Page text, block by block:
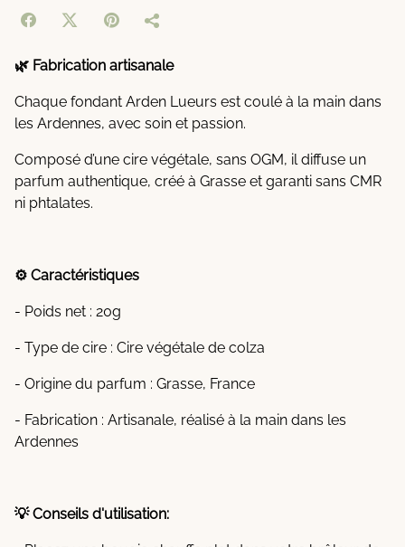
🌿 Fabrication artisanale
Chaque fondant Arden Lueurs est coulé à la main dans
les Ardennes, avec soin et passion.
Composé d’une cire végétale, sans OGM, il diffuse un
parfum authentique, créé à Grasse et garanti sans CMR
ni phtalates.
⚙️ Caractéristiques
- Poids net : 20g
- Type de cire : Cire végétale de colza
- Origine du parfum : Grasse, France
- Fabrication : Artisanale, réalisé à la main dans les
Ardennes
💡 Conseils d'utilisation: